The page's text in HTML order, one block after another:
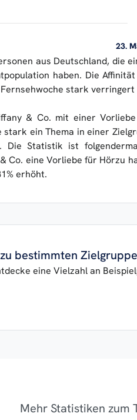
23.
aus Deutschland, die
haben. Die
stark verringert
& Co. mit einer
ein Thema in einer
Statistik ist
Co. eine Vorliebe für Hörzu
erhöht.
bestimmten
eine Vielzahl an
Mehr Statistiken zum